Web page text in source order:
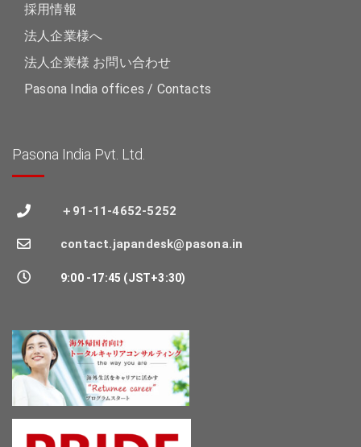
採用情報
法人企業様へ
法人企業様 お問い合わせ
Pasona India offices / Contacts
Pasona India Pvt. Ltd.
＋91-11-4652-5252
contact.japandesk@pasona.in
9:00 -17:45 (JST+3:30)